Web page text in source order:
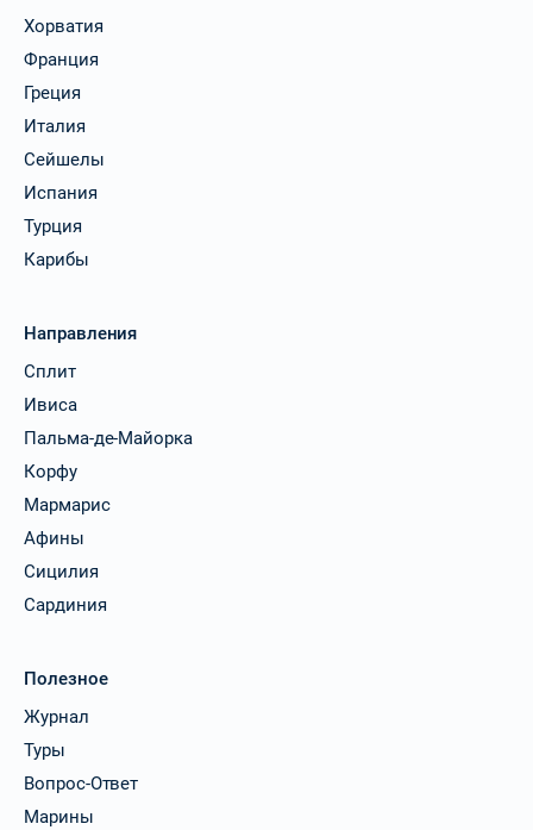
Хорватия
Франция
Греция
Италия
Сейшелы
Испания
Турция
Карибы
Направления
Сплит
Ивиса
Пальма-де-Майорка
Корфу
Мармарис
Афины
Сицилия
Сардиния
Полезное
Журнал
Туры
Вопрос-Ответ
Марины